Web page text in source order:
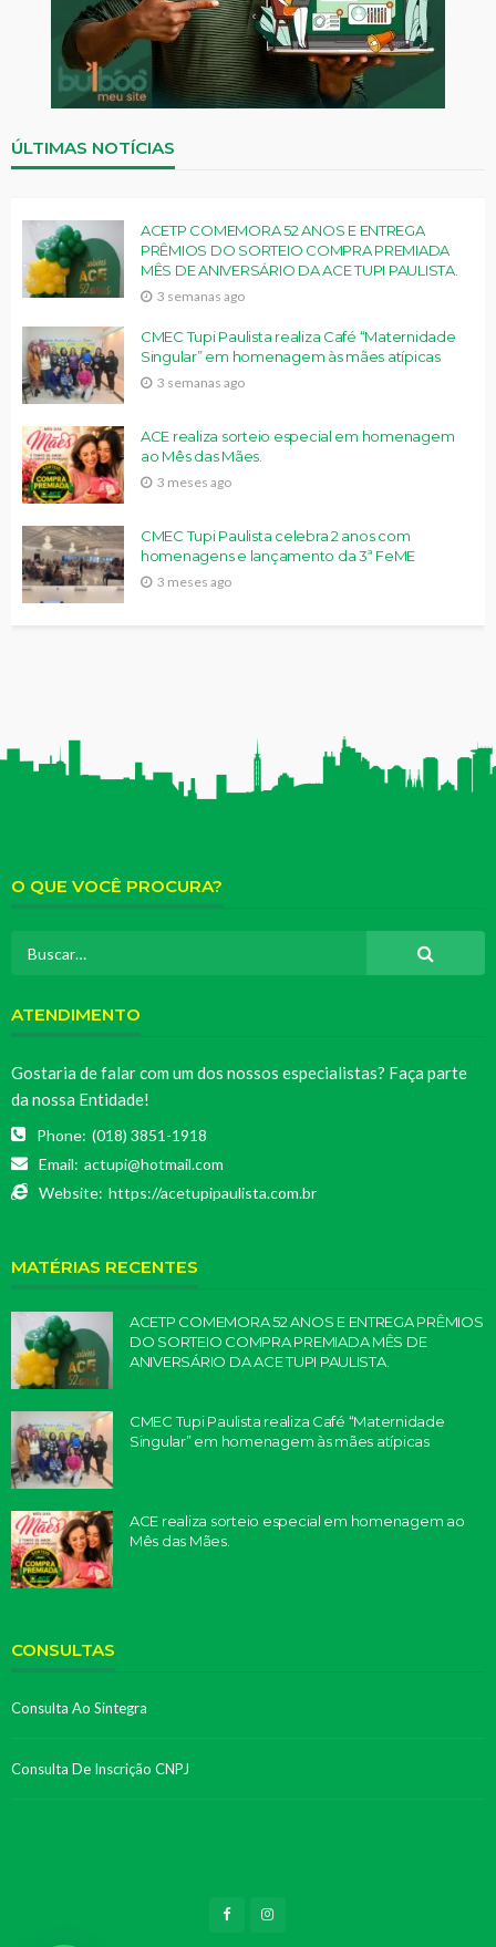
ÚLTIMAS NOTÍCIAS
ACETP COMEMORA 52 ANOS E ENTREGA
PRÊMIOS DO SORTEIO COMPRA PREMIADA
MÊS DE ANIVERSÁRIO DA ACE TUPI PAULISTA.
3 semanas ago
CMEC Tupi Paulista realiza Café “Maternidade
Singular” em homenagem às mães atípicas
3 semanas ago
ACE realiza sorteio especial em homenagem
ao Mês das Mães.
3 meses ago
CMEC Tupi Paulista celebra 2 anos com
homenagens e lançamento da 3ª FeME
3 meses ago
O QUE VOCÊ PROCURA?
ATENDIMENTO
Gostaria de falar com um dos nossos especialistas? Faça parte
da nossa Entidade!
Phone: (018) 3851-1918
Email: actupi@hotmail.com
Website: https://acetupipaulista.com.br
MATÉRIAS RECENTES
ACETP COMEMORA 52 ANOS E ENTREGA PRÊMIOS
DO SORTEIO COMPRA PREMIADA MÊS DE
ANIVERSÁRIO DA ACE TUPI PAULISTA.
CMEC Tupi Paulista realiza Café “Maternidade
Singular” em homenagem às mães atípicas
ACE realiza sorteio especial em homenagem ao
Mês das Mães.
CONSULTAS
Consulta Ao Sintegra
Consulta De Inscrição CNPJ